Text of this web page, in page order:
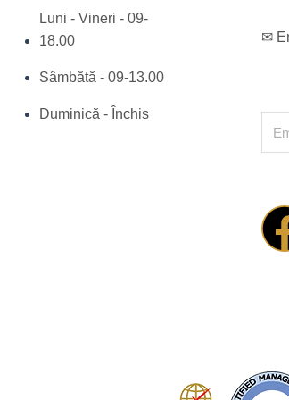
Luni - Vineri - 09-
18.00
Sâmbătă - 09-13.00
Duminică - Închis
✉